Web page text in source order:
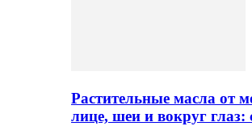
Растительные масла от
лице, шеи и вокруг глаз: